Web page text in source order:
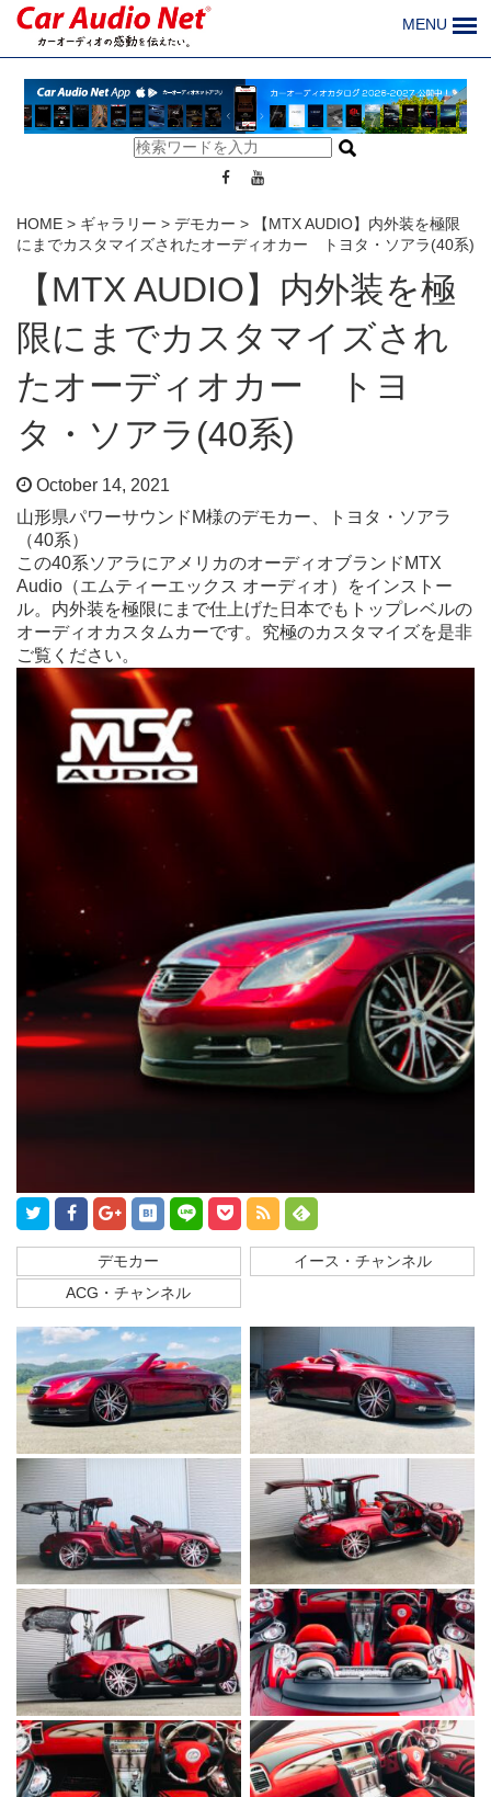
MENU
HOME > ギャラリー > デモカー >
【MTX AUDIO】内外装を極限
にまでカスタマイズされたオーディオカー トヨタ・ソアラ(40系)
【MTX AUDIO】内外装を極
限にまでカスタマイズされ
たオーディオカー トヨ
タ・ソアラ(40系)
October 14, 2021
山形県パワーサウンドM様のデモカー、トヨタ・ソアラ
（40系）
この40系ソアラにアメリカのオーディオブランドMTX
Audio（エムティーエックス オーディオ）をインストー
ル。内外装を極限にまで仕上げた日本でもトップレベルの
オーディオカスタムカーです。究極のカスタマイズを是非
ご覧ください。
デモカー
イース・チャンネル
ACG・チャンネル